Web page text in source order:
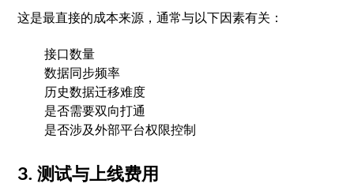
这是最直接的成本来源，通常与以下因素有关：
接口数量
数据同步频率
历史数据迁移难度
是否需要双向打通
是否涉及外部平台权限控制
3. 测试与上线费用